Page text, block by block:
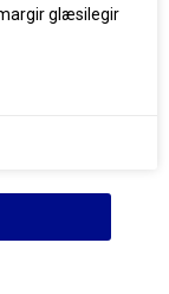
glæsilegir